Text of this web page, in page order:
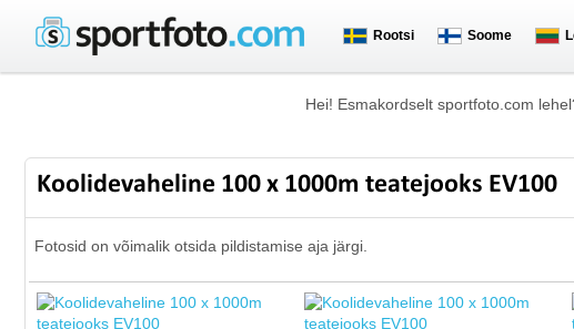
Rootsi Soome
Hei! Esmakordselt sportfoto.com
Koolidevaheline 100 x 1000m teatejooks EV100
Fotosid on võimalik otsida pildistamise aja järgi.